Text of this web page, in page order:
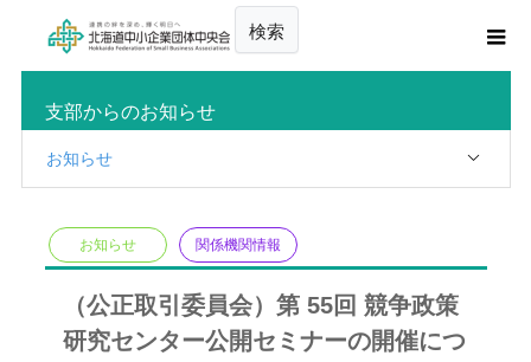
検索
支部からのお知らせ
お知らせ
お知らせ 関係機関情報
（公正取引委員会）第 55回 競争政策
研究センター公開セミナーの開催につ